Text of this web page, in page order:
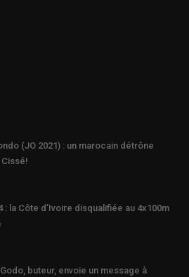
(JO 2021) : un marocain détrône
: la Côte d’Ivoire disqualifiée au 4x100m
buteur, envoie un message à